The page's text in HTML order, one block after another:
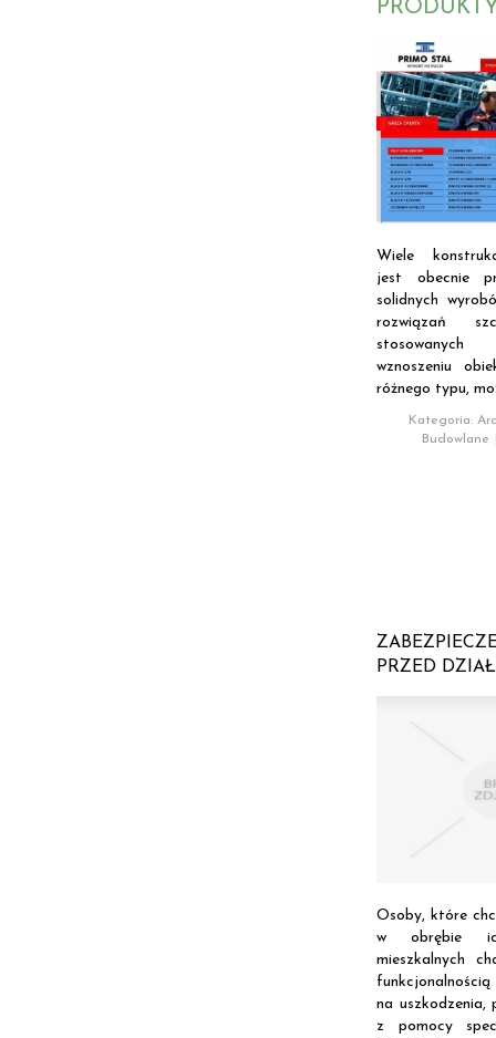
Wiele
jest obecnie
solidnych
rozwiązań
stosowanych
wznoszeniu
różnego typu,
Kategoria:
Budowlane
PRZED
Osoby, które
w obrębie
mieszkalnych
na uszkodzenia,
z pomocy